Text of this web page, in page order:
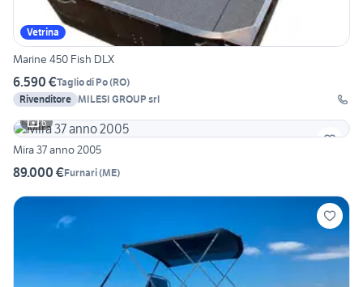
Vetrina
Marine 450 Fish DLX
6.590 €Taglio di Po(RO)
Rivenditore MILESI GROUP srl
6
Mira 37 anno 2005
89.000 €Furnari(ME)